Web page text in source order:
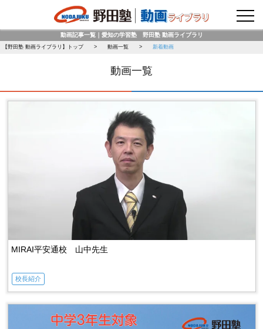
動画記事一覧｜愛知の学習塾 野田塾 動画ライブラリ
【野田塾 動画ライブラリ】トップ 動画一覧 新着動画
動画一覧
校長紹介
MIRAI平安通校 山中先生